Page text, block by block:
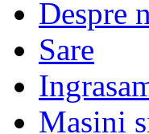
Despre
Sare
Masini